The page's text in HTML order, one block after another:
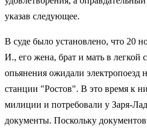
указав следующее.
В суде было установлено, что 20
И., его жена, брат и мать в легкой
опьянения ожидали электропоезд
станции "Ростов". В это время к
милиции и потребовали у Заря-
документы. Поскольку